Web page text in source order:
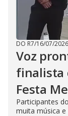
DO R7/16/07/2026
Voz
finalista
Festa
Participantes
muita música e